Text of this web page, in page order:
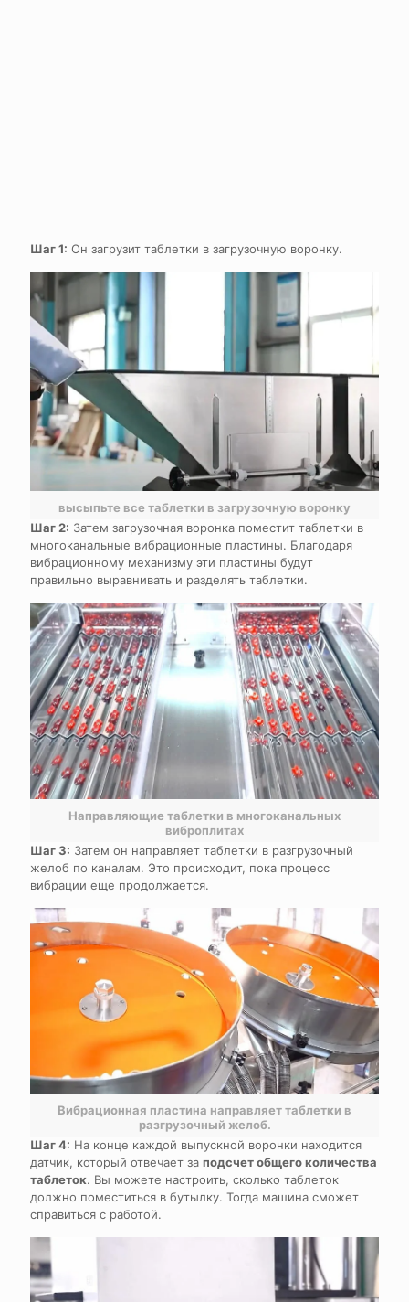
Шаг 1: Он загрузит таблетки в загрузочную воронку.
высыпьте все таблетки в загрузочную воронку
Шаг 2: Затем загрузочная воронка поместит таблетки в
многоканальные вибрационные пластины. Благодаря
вибрационному механизму эти пластины будут
правильно выравнивать и разделять таблетки.
Направляющие таблетки в многоканальных
виброплитах
Шаг 3: Затем он направляет таблетки в разгрузочный
желоб по каналам. Это происходит, пока процесс
вибрации еще продолжается.
Вибрационная пластина направляет таблетки в
разгрузочный желоб.
Шаг 4: На конце каждой выпускной воронки находится
датчик, который отвечает за подсчет общего количества
таблеток. Вы можете настроить, сколько таблеток
должно поместиться в бутылку. Тогда машина сможет
справиться с работой.